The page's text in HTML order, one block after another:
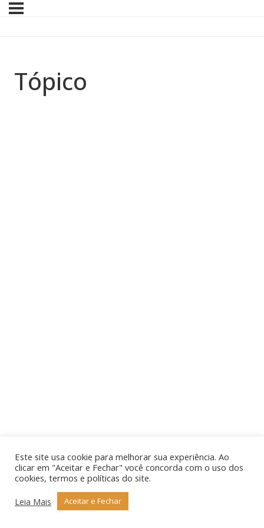
Tópico
Este site usa cookie para melhorar sua experiência. Ao
clicar em "Aceitar e Fechar" você concorda com o uso dos
cookies, termos e políticas do site.
Leia Mais
Aceitar e Fechar